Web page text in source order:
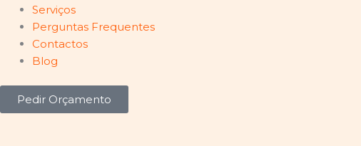
Serviços
Perguntas Frequentes
Contactos
Blog
Pedir Orçamento